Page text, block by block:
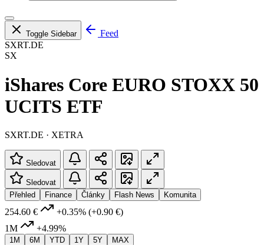
Toggle Sidebar
Feed
SXRT.DE
SX
iShares Core EURO STOXX 50
UCITS ETF
SXRT.DE · XETRA
Sledovat
Sledovat
Přehled
Finance Články Flash News Komunita
254.60 € +0.35% (+0.90 €)
1M
+4.99%
1M 6M YTD 1Y 5Y MAX